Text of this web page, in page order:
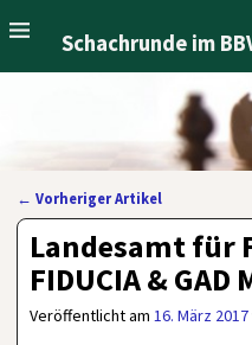
Schachrunde im
Artikelnavigation
← Vorheriger Artikel
Landesamt für
FIDUCIA &
Veröffentlicht am16. März 2017